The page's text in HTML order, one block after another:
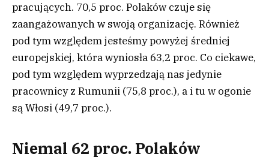
pracujących. 70,5 proc. Polaków czuje się
zaangażowanych w swoją organizację. Również
pod tym względem jesteśmy powyżej średniej
europejskiej, która wyniosła 63,2 proc. Co ciekawe,
pod tym względem wyprzedzają nas jedynie
pracownicy z Rumunii (75,8 proc.), a i tu w ogonie
są Włosi (49,7 proc.).
Niemal 62 proc. Polaków